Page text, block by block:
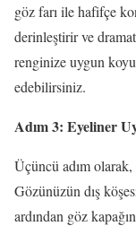
göz farı ile hafifçe
derinleştirir ve
renginize uygun
edebilirsiniz.
Adım 3: Eyeliner
Üçüncü adım
Gözünüzün dış
ardından göz